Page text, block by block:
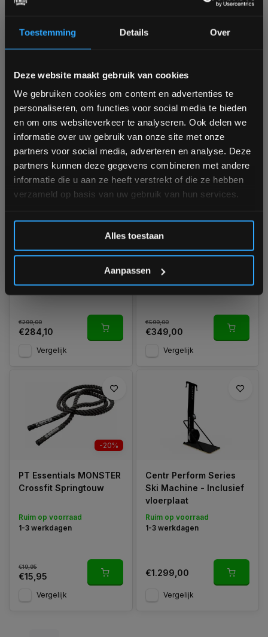
Toestemming Details Over
Deze website maakt gebruik van cookies
We gebruiken cookies om content en advertenties te
personaliseren, om functies voor social media te bieden
en om ons websiteverkeer te analyseren. Ook delen we
informatie over uw gebruik van onze site met onze
partners voor social media, adverteren en analyse. Deze
partners kunnen deze gegevens combineren met andere
informatie die u aan ze heeft verstrekt of die ze hebben
verzameld op basis van uw gebruik van hun services.
Alles toestaan
Aanpassen
Ruim op voorraad
1-3 werkdagen
€89,95
Vergelijk
1-3 werkdagen
€2.495,00
Vergelijk
1-3 werkdagen
€299,00
€284,10
Vergelijk
PT Essentials PC300
Pulley
Nog 9 stuks op voorraad
1-3 werkdagen
€599,00
€349,00
Vergelijk
-20%
PT Essentials MONSTER
Crossfit Springtouw
Ruim op voorraad
1-3 werkdagen
€19,95
€15,95
Vergelijk
Centr Perform Series
Ski Machine - Inclusief
vloerplaat
Ruim op voorraad
1-3 werkdagen
€1.299,00
Vergelijk
Bam! 5% korting op je volgende
bestelling
Schrijf je in voor onze nieuwsbrief om op de hoogte te
blijven over onze nieuwe producten, deals en meer
interessante info. Ontvang 5% korting op je eerstvolgende
aankoop! 😀
Inschrijven
*Verzendkosten vallen buiten de korting